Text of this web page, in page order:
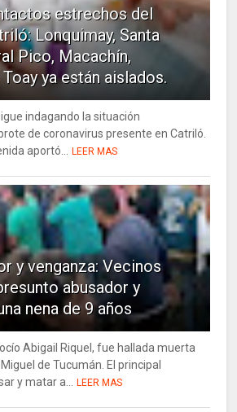
estrechos del
Lonquimay, Santa
Pico, Macachín,
ya están aislados.
indagando la situación
de coronavirus presente en Catriló.
aportó...
LEER MAS
y venganza: Vecinos
abusador y
nena de 9 años
Abigail Riquel, fue hallada muerta
de Tucumán. El principal
y matar a...
LEER MAS